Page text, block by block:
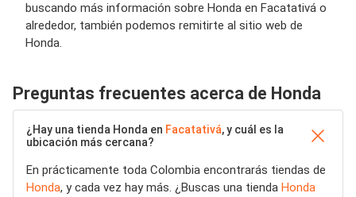
buscando más información sobre Honda en Facatativá o
alrededor, también podemos remitirte al sitio web de
Honda.
Preguntas frecuentes acerca de Honda
¿Hay una tienda Honda en Facatativá, y cuál es la
ubicación más cercana?
En prácticamente toda Colombia encontrarás tiendas de
Honda, y cada vez hay más. ¿Buscas una tienda Honda